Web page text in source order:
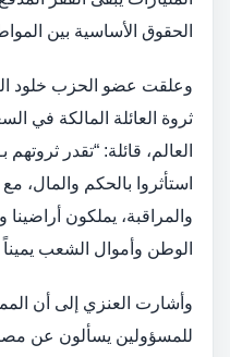
الحقوق الأساسية بين
وعلقت عضو الحزب خلود
ثروة العائلة المالكة في
استأثروا بالحكم والمال،
والمراقبة، يملكون
الوطن وأموال الشعب يميناً
وأشارت العنزي إلى أن
للمسؤولين يسألون عن